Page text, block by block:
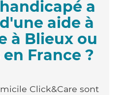
a
aide à
à Blieux ou
France ?
Click&Care sont